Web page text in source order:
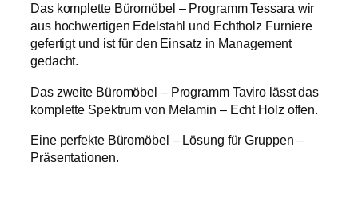
Das komplette Büromöbel – Programm Tessara wir
aus hochwertigen Edelstahl und Echtholz Furniere
gefertigt und ist für den Einsatz in Management
gedacht.
Das zweite Büromöbel – Programm Taviro lässt das
komplette Spektrum von Melamin – Echt Holz offen.
Eine perfekte Büromöbel – Lösung für Gruppen –
Präsentationen.